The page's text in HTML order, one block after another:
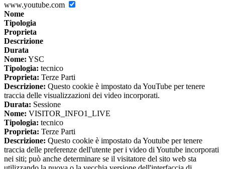
www.youtube.com
Nome
Tipologia
Proprieta
Descrizione
Durata
Nome: YSC
Tipologia: tecnico
Proprieta: Terze Parti
Descrizione: Questo cookie è impostato da YouTube per tenere
traccia delle visualizzazioni dei video incorporati.
Durata: Sessione
Nome: VISITOR_INFO1_LIVE
Tipologia: tecnico
Proprieta: Terze Parti
Descrizione: Questo cookie è impostato da Youtube per tenere
traccia delle preferenze dell'utente per i video di Youtube incorporati
nei siti; può anche determinare se il visitatore del sito web sta